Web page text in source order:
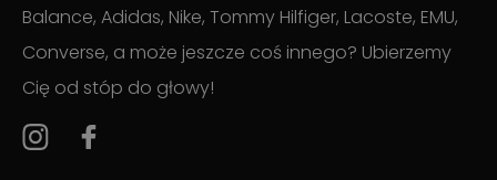
Balance, Adidas, Nike, Tommy Hilfiger, Lacoste, EMU,
Converse, a może jeszcze coś innego? Ubierzemy
Cię od stóp do głowy!